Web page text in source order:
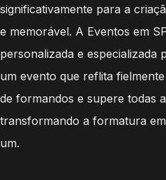
significativamente para a
e memorável. A Eventos em
personalizada e especializada
um evento que reflita
de formandos e supere todas
transformando a formatura
um.